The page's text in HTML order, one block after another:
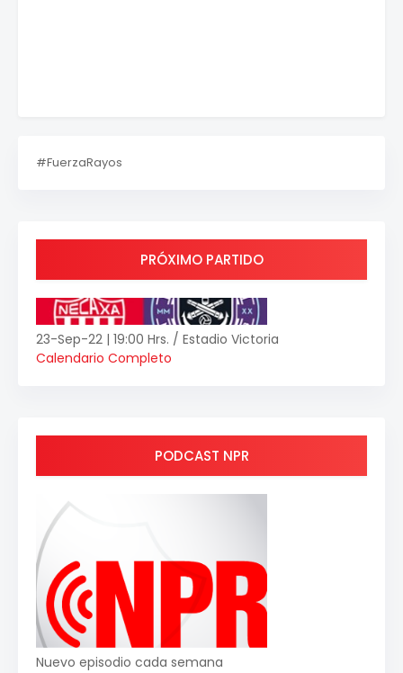
#FuerzaRayos
PRÓXIMO PARTIDO
23-Sep-22 | 19:00 Hrs. / Estadio Victoria
Calendario Completo
PODCAST NPR
Nuevo episodio cada semana